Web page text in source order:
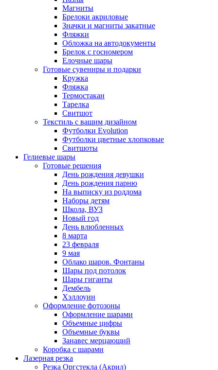
Магниты
Брелоки акриловые
Значки и магниты закатные
Фляжки
Обложка на автодокументы
Брелок с госномером
Елочные шары
Готовые сувениры и подарки
Кружка
Фляжка
Термостакан
Тарелка
Свитшот
Текстиль с вашим дизайном
Футболки Evolution
Футболки цветные хлопковые
Свитшоты
Гелиевые шары
Готовые решения
День рождения девушки
День рождения парню
На выписку из роддома
Наборы детям
Школа, ВУЗ
Новый год
День влюбленных
8 марта
23 февраля
9 мая
Облако шаров. Фонтаны
Шары под потолок
Шары гиганты
Дембель
Хэллоуин
Оформление фотозоны
Оформление шарами
Объемные цифры
Объемные буквы
Занавес мерцающий
Коробка с шарами
Лазерная резка
Резка Оргстекла (Акрил)